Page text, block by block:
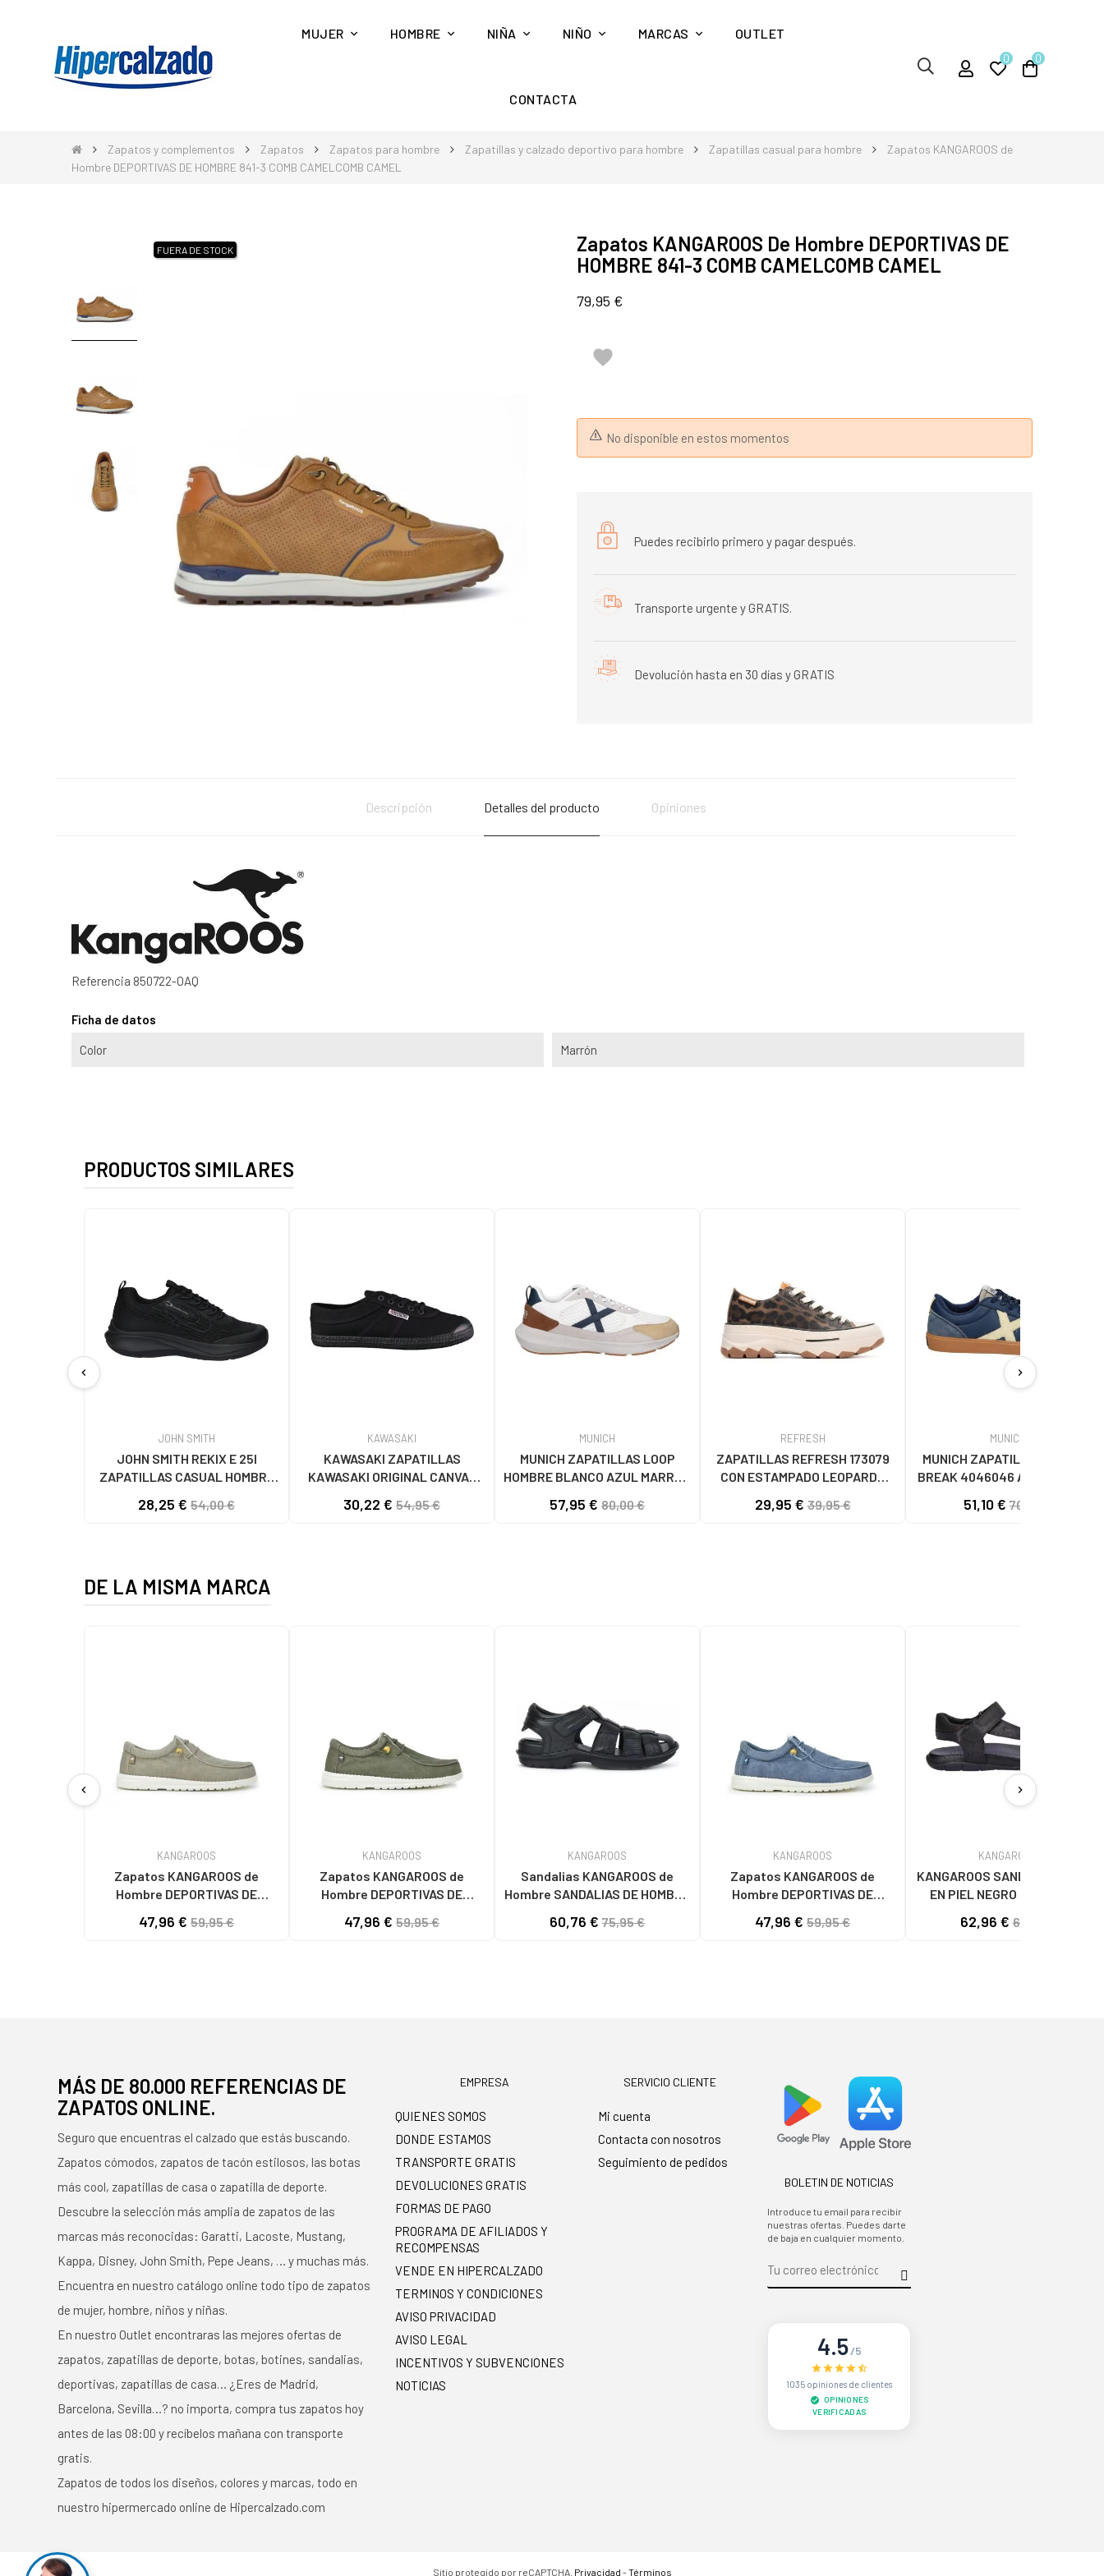
MUJER HOMBRE NIÑA NIÑO MARCAS OUTLET
CONTACTA
0 0
Zapatos y complementos Zapatos Zapatos para hombre Zapatillas y calzado deportivo para hombre Zapatillas casual para hombre
Zapatos KANGAROOS de
Hombre DEPORTIVAS DE HOMBRE 841-3 COMB CAMELCOMB CAMEL
FUERA DE STOCK
Zapatos KANGAROOS De Hombre DEPORTIVAS DE
HOMBRE 841-3 COMB CAMELCOMB CAMEL
79,95 €

No disponible en estos momentos
Puedes recibirlo primero y pagar después.
Transporte urgente y GRATIS.
Devolución hasta en 30 días y GRATIS
Descripción Detalles del producto Opiniones
Referencia 850722-OAQ
Ficha de datos
Color Marrón
PRODUCTOS SIMILARES
chevron_left
JOHN SMITH
JOHN SMITH REKIX E 25I
ZAPATILLAS CASUAL HOMBRE
28,25 € 54,00 €
KAWASAKI
KAWASAKI ZAPATILLAS
KAWASAKI ORIGINAL CANVAS
1001S BLACK SOLID
30,22 € 54,95 €
MUNICH
MUNICH ZAPATILLAS LOOP
HOMBRE BLANCO AZUL MARRÓN
57,95 € 80,00 €
REFRESH
ZAPATILLAS REFRESH 173079
CON ESTAMPADO LEOPARDO
29,95 €39,95 €
MUNICH
MUNICH ZAPATILLAS CASUAL
BREAK 4046046 AZUL46 AZUL
51,10 € 70,00 €
chevron_right
DE LA MISMA MARCA
chevron_left
KANGAROOS
Zapatos KANGAROOS de
Hombre DEPORTIVAS DE
TAUPE
47,96 € 59,95 €
KANGAROOS
Zapatos KANGAROOS de
Hombre DEPORTIVAS DE
KAKI
47,96 € 59,95 €
KANGAROOS
Sandalias KANGAROOS de
Hombre SANDALIAS DE HOMBRE
60,76 € 75,95 €
KANGAROOS
Zapatos KANGAROOS de
Hombre DEPORTIVAS DE
AZUL
47,96 € 59,95 €
KANGAROOS
KANGAROOS SANDALIAS 1003-1
EN PIEL NEGRO NEGROPIEL
62,96 €69,95 €
chevron_right
MÁS DE 80.000 REFERENCIAS DE
ZAPATOS ONLINE.
Seguro que encuentras el calzado que estás buscando.
Zapatos cómodos, zapatos de tacón estilosos, las botas
más cool, zapatillas de casa o zapatilla de deporte.
Descubre la selección más amplia de zapatos de las
marcas más reconocidas: Garatti, Lacoste, Mustang,
Kappa, Disney, John Smith, Pepe Jeans, … y muchas más.
Encuentra en nuestro catálogo online todo tipo de zapatos
de mujer, hombre, niños y niñas.
En nuestro Outlet encontraras las mejores ofertas de
zapatos, zapatillas de deporte, botas, botines, sandalias,
deportivas, zapatillas de casa… ¿Eres de Madrid,
Barcelona, Sevilla…? no importa, compra tus zapatos hoy
antes de las 08:00 y recíbelos mañana con transporte
gratis.
Zapatos de todos los diseños, colores y marcas, todo en
nuestro hipermercado online de Hipercalzado.com
EMPRESA
QUIENES SOMOS
DONDE ESTAMOS
TRANSPORTE GRATIS
DEVOLUCIONES GRATIS
FORMAS DE PAGO
PROGRAMA DE AFILIADOS Y
RECOMPENSAS
VENDE EN HIPERCALZADO
TERMINOS Y CONDICIONES
AVISO PRIVACIDAD
AVISO LEGAL
INCENTIVOS Y SUBVENCIONES
NOTICIAS
SERVICIO CLIENTE
Mi cuenta
Contacta con nosotros
Seguimiento de pedidos
BOLETIN DE NOTICIAS
Introduce tu email para recibir
nuestras ofertas. Puedes darte
de baja en cualquier momento.
4.5/5
1035 opiniones de clientes
OPINIONES
VERIFICADAS
Sitio protegido por reCAPTCHA. Privacidad -Términos